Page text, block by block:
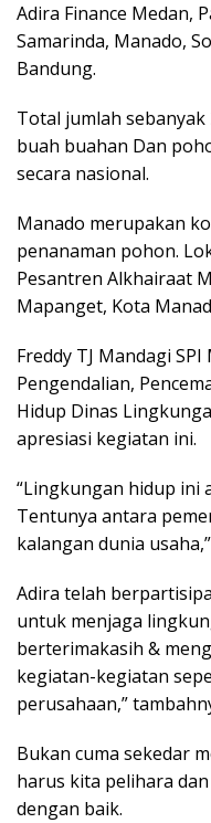
Adira Finance Medan,
Samarinda, Manado,
Bandung.
Total jumlah
buah buahan Dan
secara nasional.
Manado merupakan
penanaman pohon.
Pesantren Alkhairaat
Mapanget, Kota
Freddy TJ Mandagi
Pengendalian,
Hidup Dinas
apresiasi kegiatan ini.
“Lingkungan hidup ini
Tentunya antara
kalangan dunia
Adira telah
untuk menjaga
berterimakasih &
kegiatan-kegiatan
perusahaan,”
Bukan cuma sekedar
harus kita pelihara
dengan baik.